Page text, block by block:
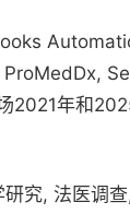
年和
究, 法医调